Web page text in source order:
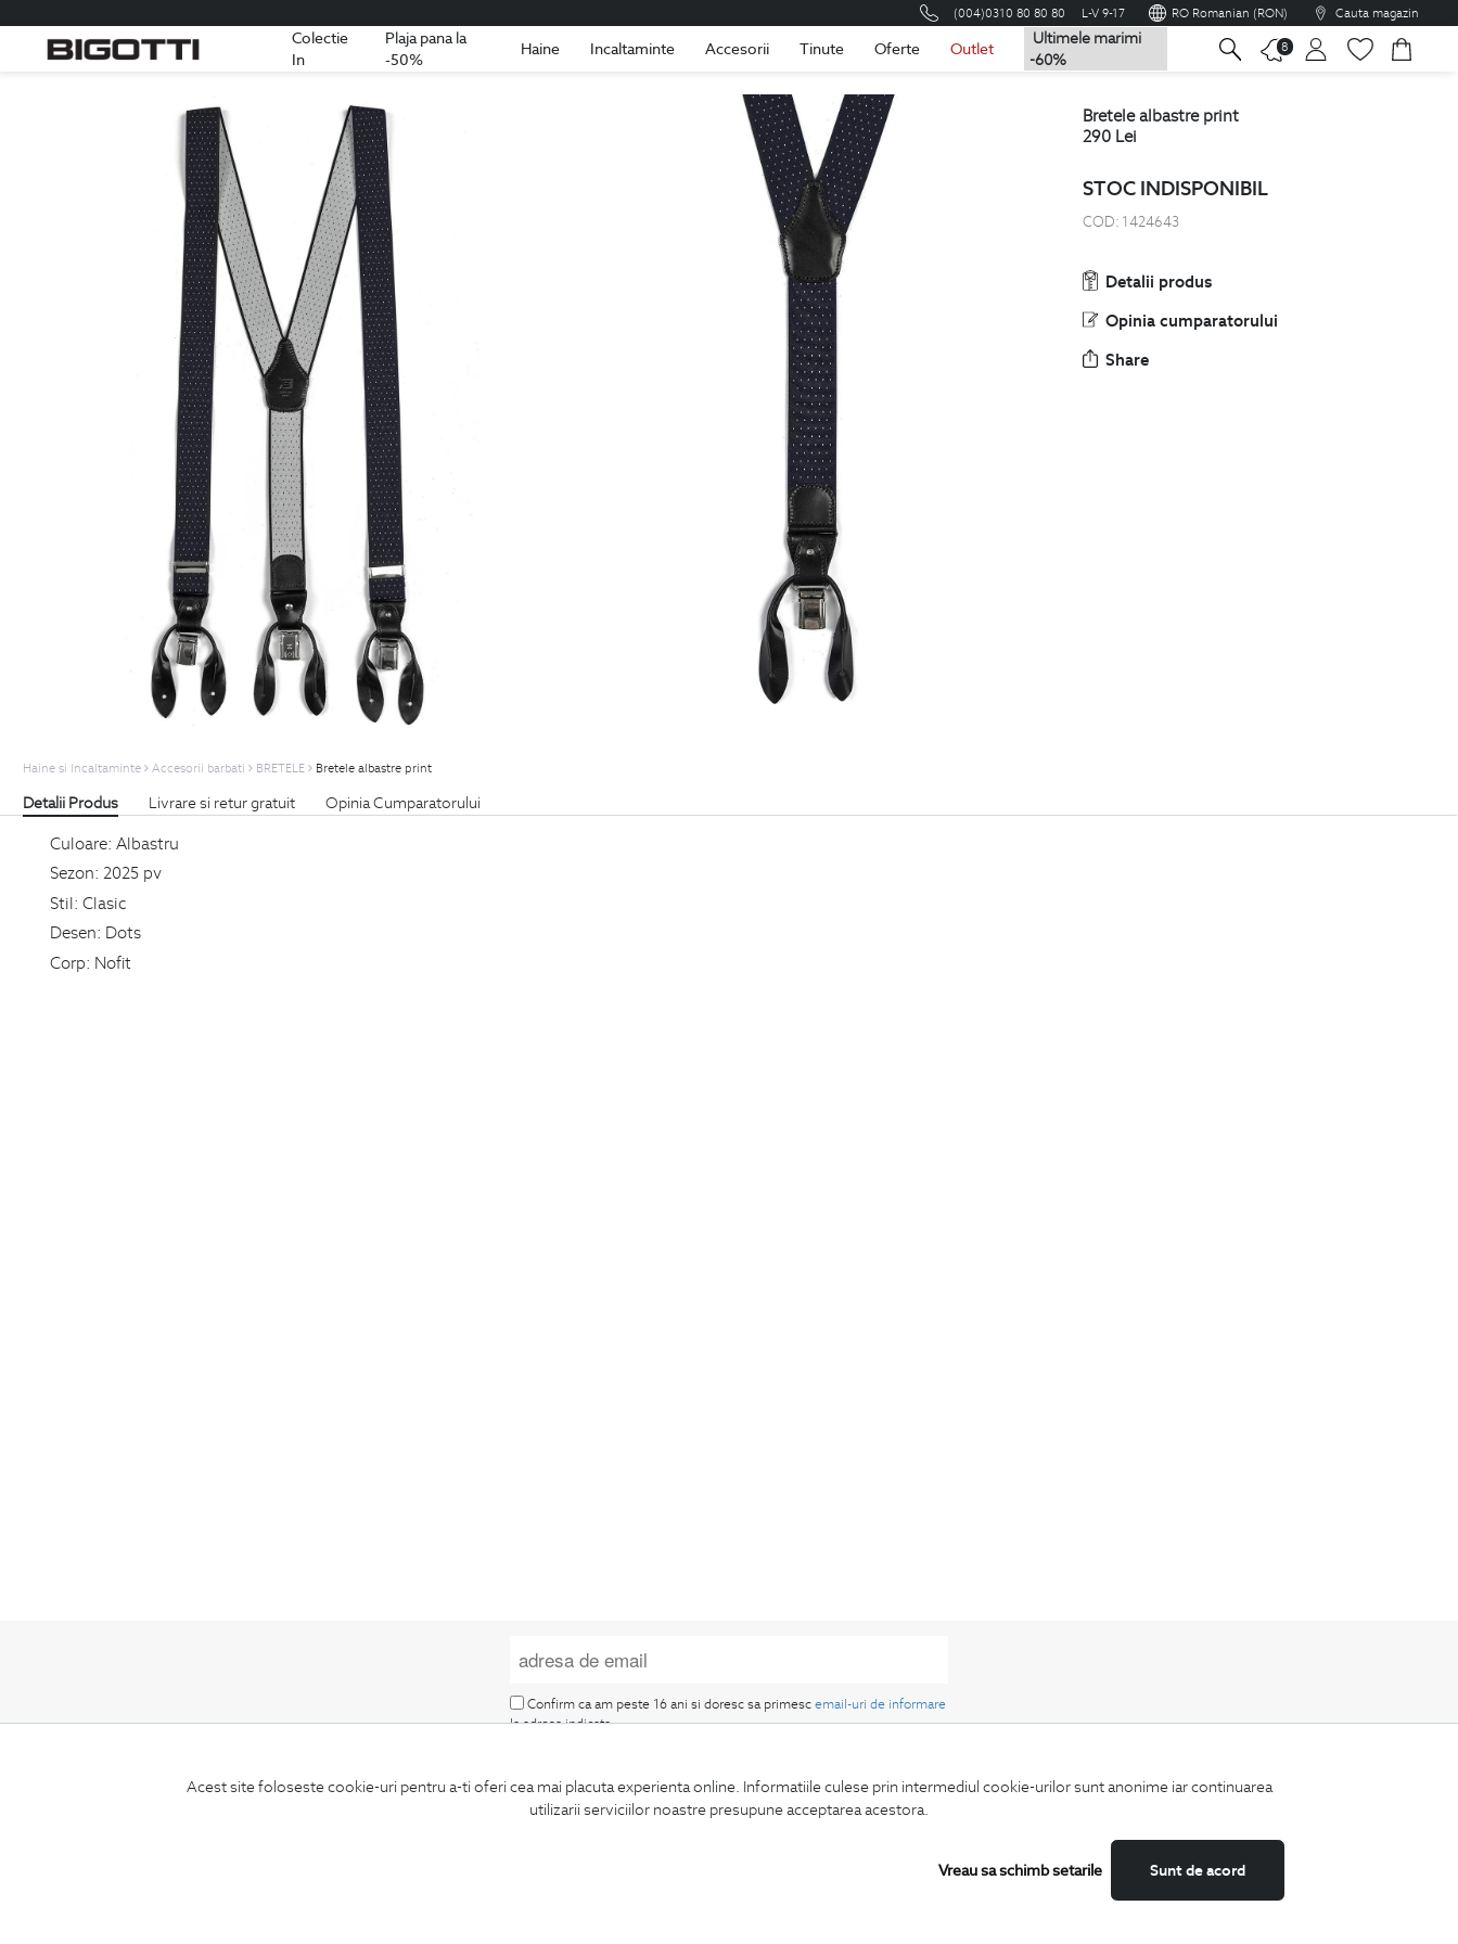
Acest site foloseste cookie-uri pentru a-ti oferi cea mai placuta experienta online. Informatiile culese prin intermediul cookie-urilor sunt anonime iar continuarea
utilizarii serviciilor noastre presupune acceptarea acestora.
Sunt de acord
Vreau sa schimb setarile
(004)0310 80 80 80 L-V 9-17 RO Romanian (RON) Cauta magazin
Colectie
In
Plaja pana la
-50%
Haine Incaltaminte Accesorii Tinute Oferte Outlet
Ultimele marimi
-60%
8
Romania Romana
bretele albastre print
290 Lei
STOC INDISPONIBIL
COD: 1424643
Detalii produs
Opinia cumparatorului
Share
Haine si Incaltaminte Accesorii barbati BRETELE Bretele albastre print
Detalii Produs Livrare si retur gratuit Opinia Cumparatorului
Culoare: Albastru
Sezon: 2025 pv
Stil: Clasic
Desen: Dots
Corp: Nofit
LA NEWSLETTER
Confirm ca am peste 16 ani si doresc sa primescemail-uri de informare
la adresa indicata.
oferte speciale si trenduri in moda masculina.